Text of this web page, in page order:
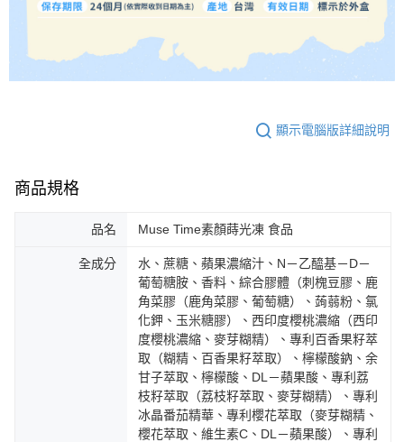
顯示電腦版詳細說明
商品規格
品名 Muse Time素顏蒔光凍 食品
全成分
水、蔗糖、蘋果濃縮汁、N－乙醯基－D－
葡萄糖胺、香料、綜合膠體（刺槐豆膠、鹿
角菜膠（鹿角菜膠、葡萄糖）、蒟蒻粉、氯
化鉀、玉米糖膠）、西印度櫻桃濃縮（西印
度櫻桃濃縮、麥芽糊精）、專利百香果籽萃
取（糊精、百香果籽萃取）、檸檬酸鈉、余
甘子萃取、檸檬酸、DL－蘋果酸、專利荔
枝籽萃取（荔枝籽萃取、麥芽糊精）、專利
冰晶番茄精華、專利櫻花萃取（麥芽糊精、
櫻花萃取、維生素C、DL－蘋果酸）、專利